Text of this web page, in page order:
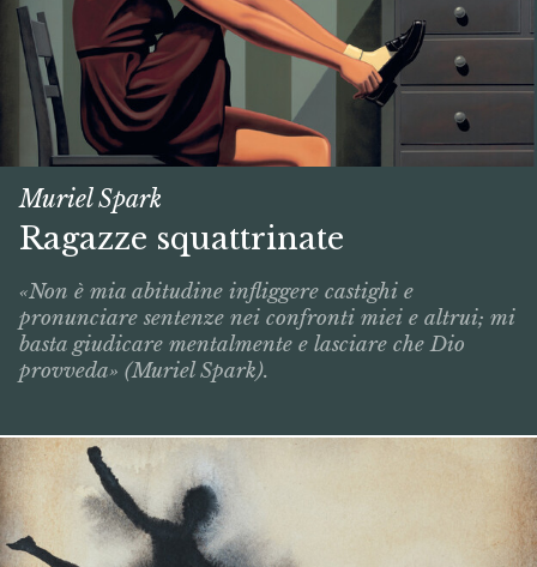
Muriel Spark
Ragazze squattrinate
«Non è mia abitudine infliggere castighi e
pronunciare sentenze nei confronti miei e altrui; mi
basta giudicare mentalmente e lasciare che Dio
provveda» (Muriel Spark).